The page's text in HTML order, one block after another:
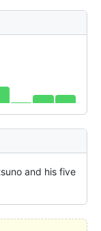
and his five